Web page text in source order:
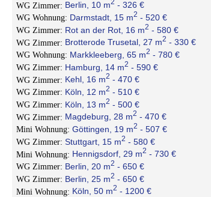
WG Zimmer: Berlin, 10 m2 - 326 €
WG Wohnung: Darmstadt, 15 m2 - 520 €
WG Zimmer: Rot an der Rot, 16 m2 - 580 €
WG Zimmer: Brotterode Trusetal, 27 m2 - 330 €
WG Wohnung: Markkleeberg, 65 m2 - 780 €
WG Zimmer: Hamburg, 14 m2 - 590 €
WG Zimmer: Kehl, 16 m2 - 470 €
WG Zimmer: Köln, 12 m2 - 510 €
WG Zimmer: Köln, 13 m2 - 500 €
WG Zimmer: Magdeburg, 28 m2 - 470 €
Mini Wohnung: Göttingen, 19 m2 - 507 €
WG Zimmer: Stuttgart, 15 m2 - 580 €
Mini Wohnung: Hennigsdorf, 29 m2 - 730 €
WG Zimmer: Berlin, 20 m2 - 650 €
WG Zimmer: Berlin, 25 m2 - 650 €
Mini Wohnung: Köln, 50 m2 - 1200 €